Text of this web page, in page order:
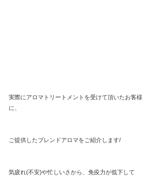
実際にアロマトリートメントを受けて頂いたお客様
に、
ご提供したブレンドアロマをご紹介します/
気疲れ(不安)や忙しいさから、免疫力が低下して